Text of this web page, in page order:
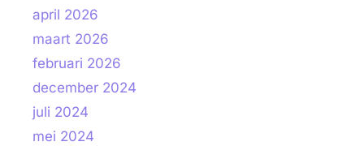
april 2026
maart 2026
februari 2026
december 2024
juli 2024
mei 2024